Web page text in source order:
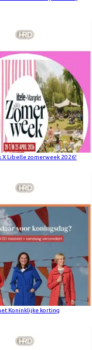
X Libelle zomerweek 2026!
Koninklijke korting